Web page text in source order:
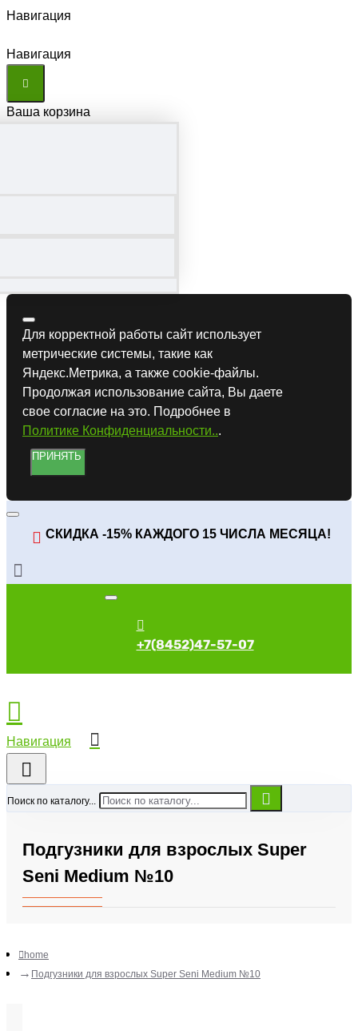
Навигация
Навигация
Ваша корзина
Для корректной работы сайт использует
метрические системы, такие как
Яндекс.Метрика, а также cookie-файлы.
Продолжая использование сайта, Вы даете
свое согласие на это. Подробнее в
Политике Конфиденциальности...
ПРИНЯТЬ
СКИДКА -15% КАЖДОГО 15 ЧИСЛА МЕСЯЦА!
+7(8452)47-57-07
Поиск по каталогу...
Подгузники для взрослых Super
Seni Medium №10
home
Подгузники для взрослых Super Seni Medium №10